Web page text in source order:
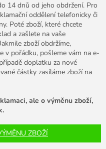
14 dnů od jeho obdržení. Pro
oddělení telefonicky či
Poté zboží, které chcete
a zašlete na vaše
zboží obdržíme,
v pořádku, pošleme vám na e-
doplatku za nové
částky zasíláme zboží na
ale o výměnu zboží,
ZBOŽÍ